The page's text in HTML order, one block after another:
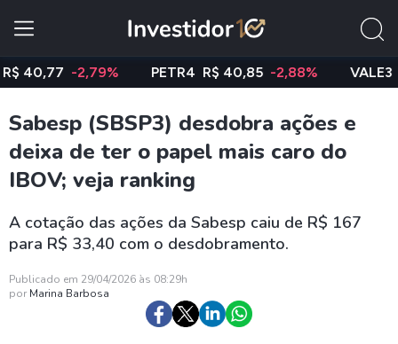
-2,79% PETR4 R$ 40,85 -2,88% VALE3 R$
Sabesp (SBSP3) desdobra ações e
deixa de ter o papel mais caro do
IBOV; veja ranking
A cotação das ações da Sabesp caiu de R$ 167
para R$ 33,40 com o desdobramento.
Publicado em 29/04/2026 às 08:29h
por Marina Barbosa